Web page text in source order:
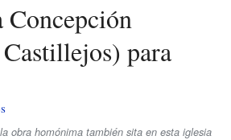
para
obra homónima también sita en esta iglesia